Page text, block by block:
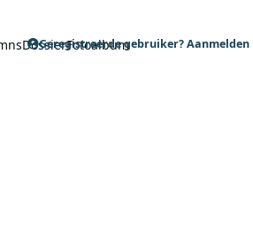
DossierFotoalbum
Geregistreerde gebruiker? Aanmelden